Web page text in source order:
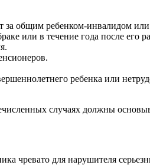
общим ребенком-инвалидом
или в течение года после
ребенка или
случаях должны
чревато для нарушителя